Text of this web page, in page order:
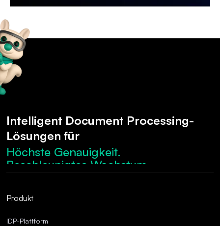
Intelligent Document Processing-
Lösungen für
Höchste Genauigkeit.
Beschleunigtes Wachstum.
Robuste Compliance.
Überragende Genauigkeit.
Produkt
IDP-Plattform